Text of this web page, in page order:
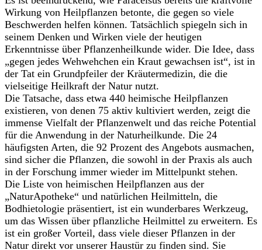
Wirkung von Heilpflanzen betonte, die gegen so viele
Beschwerden helfen können. Tatsächlich spiegeln sich in
seinem Denken und Wirken viele der heutigen
Erkenntnisse über Pflanzenheilkunde wider. Die Idee, dass
„gegen jedes Wehwehchen ein Kraut gewachsen ist“, ist in
der Tat ein Grundpfeiler der Kräutermedizin, die die
vielseitige Heilkraft der Natur nutzt.
Die Tatsache, dass etwa 440 heimische Heilpflanzen
existieren, von denen 75 aktiv kultiviert werden, zeigt die
immense Vielfalt der Pflanzenwelt und das reiche Potential
für die Anwendung in der Naturheilkunde. Die 24
häufigsten Arten, die 92 Prozent des Angebots ausmachen,
sind sicher die Pflanzen, die sowohl in der Praxis als auch
in der Forschung immer wieder im Mittelpunkt stehen.
Die Liste von heimischen Heilpflanzen aus der
„NaturApotheke“ und natürlichen Heilmitteln, die
Bodhietologie präsentiert, ist ein wunderbares Werkzeug,
um das Wissen über pflanzliche Heilmittel zu erweitern. Es
ist ein großer Vorteil, dass viele dieser Pflanzen in der
Natur direkt vor unserer Haustür zu finden sind. Sie